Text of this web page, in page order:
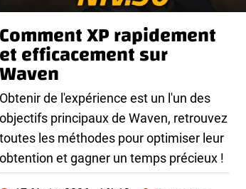
Comment XP rapidement
et efficacement sur
Waven
Obtenir de l'expérience est un l'un des
objectifs principaux de Waven, retrouvez
toutes les méthodes pour optimiser leur
obtention et gagner un temps précieux !